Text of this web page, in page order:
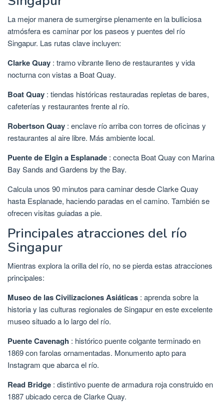
La mejor manera de sumergirse plenamente en la bulliciosa
atmósfera es caminar por los paseos y puentes del río
Singapur. Las rutas clave incluyen:
Clarke Quay : tramo vibrante lleno de restaurantes y vida
nocturna con vistas a Boat Quay.
Boat Quay : tiendas históricas restauradas repletas de bares,
cafeterías y restaurantes frente al río.
Robertson Quay : enclave río arriba con torres de oficinas y
restaurantes al aire libre. Más ambiente local.
Puente de Elgin a Esplanade : conecta Boat Quay con Marina
Bay Sands and Gardens by the Bay.
Calcula unos 90 minutos para caminar desde Clarke Quay
hasta Esplanade, haciendo paradas en el camino. También se
ofrecen visitas guiadas a pie.
Principales atracciones del río
Singapur
Mientras explora la orilla del río, no se pierda estas atracciones
principales:
Museo de las Civilizaciones Asiáticas : aprenda sobre la
historia y las culturas regionales de Singapur en este excelente
museo situado a lo largo del río.
Puente Cavenagh : histórico puente colgante terminado en
1869 con farolas ornamentadas. Monumento apto para
Instagram que abarca el río.
Read Bridge : distintivo puente de armadura roja construido en
1887 ubicado cerca de Clarke Quay.